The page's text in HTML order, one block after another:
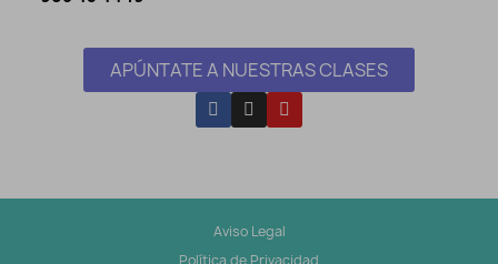
APÚNTATE A NUESTRAS CLASES
Aviso Legal